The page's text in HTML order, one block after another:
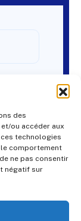
des
ou accéder aux
technologies
comportement
ne pas consentir
négatif sur